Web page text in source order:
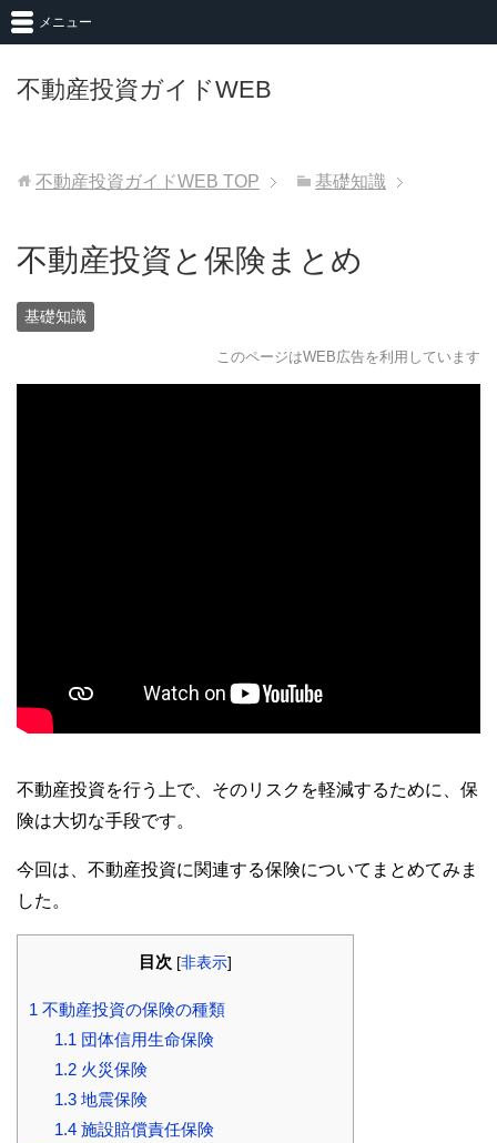
不動産投資ガイドWEB
メニュー
不動産投資ガイドWEB TOP 基礎知識
不動産投資と保険まとめ
基礎知識
このページはWEB広告を利用しています
不動産投資を行う上で、そのリスクを軽減するために、保
険は大切な手段です。
今回は、不動産投資に関連する保険についてまとめてみま
した。
目次 [非表示]
1 不動産投資の保険の種類
1.1 団体信用生命保険
1.2火災保険
1.3地震保険
1.4施設賠償責任保険